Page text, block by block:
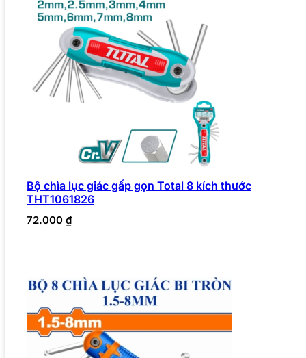
Bộ chìa lục giác gấp gọn Total 8 kích thước
THT1061826
72.000 ₫